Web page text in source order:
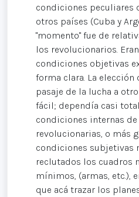
condiciones peculiares
otros países (Cuba y
"momento" fue de
los revolucionarios.
condiciones objetivas
forma clara. La
pasaje de la lucha a
fácil; dependía casi
condiciones internas
revolucionarias, o más
condiciones subjetivas
reclutados los cuadros
mínimos, (armas, etc.),
que acá trazar los